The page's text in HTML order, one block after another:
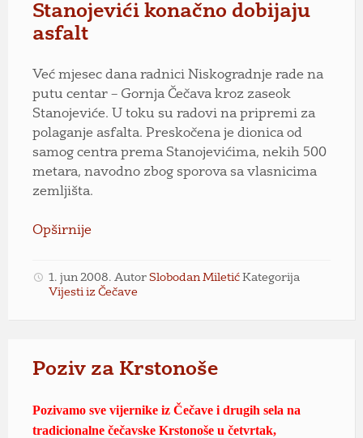
Stanojevići konačno dobijaju
asfalt
Već mjesec dana radnici Niskogradnje rade na
putu centar – Gornja Čečava kroz zaseok
Stanojeviće. U toku su radovi na pripremi za
polaganje asfalta. Preskočena je dionica od
samog centra prema Stanojevićima, nekih 500
metara, navodno zbog sporova sa vlasnicima
zemljišta.
Opširnije
1. jun 2008. Autor Slobodan Miletić Kategorija
Vijesti iz Čečave
Poziv za Krstonoše
Pozivamo sve vijernike iz Čečave i drugih sela na
tradicionalne čečavske Krstonoše u četvrtak,